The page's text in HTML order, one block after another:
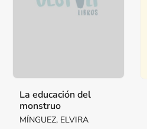
La educación del
monstruo
MÍNGUEZ, ELVIRA